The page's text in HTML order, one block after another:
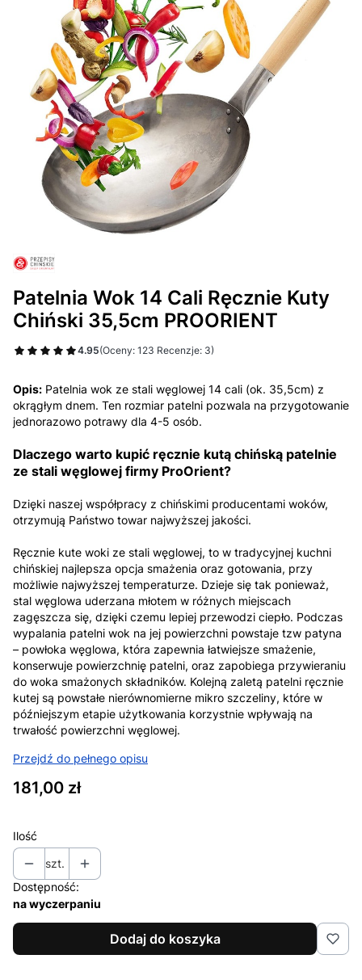
Patelnia Wok 14 Cali Ręcznie Kuty
Chiński 35,5cm PROORIENT
4.95(Oceny: 123 Recenzje: 3)
Opis: Patelnia wok ze stali węglowej 14 cali (ok. 35,5cm) z
okrągłym dnem. Ten rozmiar patelni pozwala na przygotowanie
jednorazowo potrawy dla 4-5 osób.
Dlaczego warto kupić ręcznie kutą chińską patelnie
ze stali węglowej firmy ProOrient?
Dzięki naszej współpracy z chińskimi producentami woków,
otrzymują Państwo towar najwyższej jakości.
Ręcznie kute woki ze stali węglowej, to w tradycyjnej kuchni
chińskiej najlepsza opcja smażenia oraz gotowania, przy
możliwie najwyższej temperaturze. Dzieje się tak ponieważ,
stal węglowa uderzana młotem w różnych miejscach
zagęszcza się, dzięki czemu lepiej przewodzi ciepło. Podczas
wypalania patelni wok na jej powierzchni powstaje tzw patyna
– powłoka węglowa, która zapewnia łatwiejsze smażenie,
konserwuje powierzchnię patelni, oraz zapobiega przywieraniu
do woka smażonych składników. Kolejną zaletą patelni ręcznie
kutej są powstałe nierównomierne mikro szczeliny, które w
późniejszym etapie użytkowania korzystnie wpływają na
trwałość powierzchni węglowej.
Przejdź do pełnego opisu
Cena
181,00 zł
Ilość
szt.
Dostępność:
na wyczerpaniu
Dodaj do koszyka